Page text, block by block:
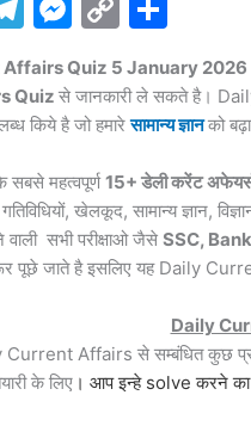
el
e
gr
a
m
e
s
s
n
g
er
p
y
Li
n
k
ar
e
Quiz 5 January 2026
Quiz से जानकारी ले सकते है।
किये है जो हमारेसामान्य ज्ञानको
महत्वपूर्ण15+ डेली करेंट
खेलकूद, सामान्य ज्ञान,
सभी परीक्षाओ जैसे SSC,
पूछे जाते है इसलिए यह Daily
Daily
Current Affairs से सम्बंधित कुछ
के लिए । आप इन्हे solve करने